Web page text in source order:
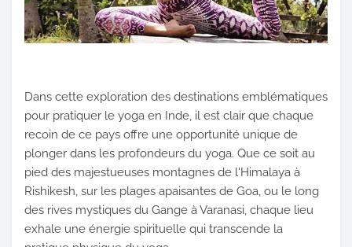
Dans cette exploration des destinations emblématiques
pour pratiquer le yoga en Inde, il est clair que chaque
recoin de ce pays offre une opportunité unique de
plonger dans les profondeurs du yoga. Que ce soit au
pied des majestueuses montagnes de l'Himalaya à
Rishikesh, sur les plages apaisantes de Goa, ou le long
des rives mystiques du Gange à Varanasi, chaque lieu
exhale une énergie spirituelle qui transcende la